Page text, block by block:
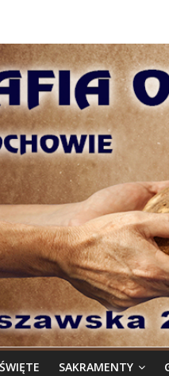
SAKRAMENTY